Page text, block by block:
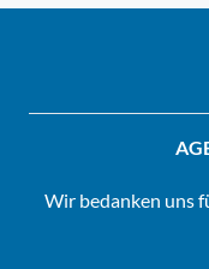
Wir bedanken uns